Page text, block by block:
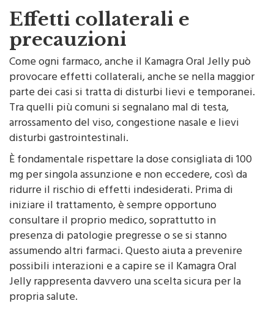
Effetti collaterali e
precauzioni
Come ogni farmaco, anche il Kamagra Oral Jelly può
provocare effetti collaterali, anche se nella maggior
parte dei casi si tratta di disturbi lievi e temporanei.
Tra quelli più comuni si segnalano mal di testa,
arrossamento del viso, congestione nasale e lievi
disturbi gastrointestinali.
È fondamentale rispettare la dose consigliata di 100
mg per singola assunzione e non eccedere, così da
ridurre il rischio di effetti indesiderati. Prima di
iniziare il trattamento, è sempre opportuno
consultare il proprio medico, soprattutto in
presenza di patologie pregresse o se si stanno
assumendo altri farmaci. Questo aiuta a prevenire
possibili interazioni e a capire se il Kamagra Oral
Jelly rappresenta davvero una scelta sicura per la
propria salute.